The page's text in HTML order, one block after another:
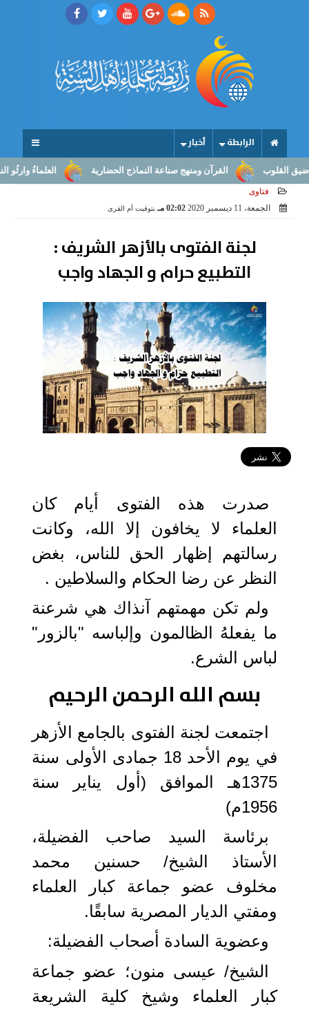
الرابطة أخبار
العلماءُ وارثُو النبوّة: من القرآن ومنهج صناعة النماذج الحضارية
فتاوى
الجمعة، 11 ديسمبر 2020
02:02 مـ بتوقيت أم القرى
لجنة الفتوى بالأزهر الشريف :
التطبيع حرام و الجهاد واجب
صدرت هذه الفتوى أيام كان
العلماء لا يخافون إلا الله، وكانت
رسالتهم إظهار الحق للناس، بغض
النظر عن رضا الحكام والسلاطين .
ولم تكن مهمتهم آنذاك هي شرعنة
ما يفعلهُ الظالمون وإلباسه "بالزور"
لباس الشرع.
بسم الله الرحمن الرحيم
اجتمعت لجنة الفتوى بالجامع الأزهر
في يوم الأحد 18 جمادى الأولى سنة
1375هـ الموافق (أول يناير سنة
1956م)
برئاسة السيد صاحب الفضيلة،
الأستاذ الشيخ/ حسنين محمد
مخلوف عضو جماعة كبار العلماء
ومفتي الديار المصرية سابقًا.
وعضوية السادة أصحاب الفضيلة:
الشيخ/ عيسى منون؛ عضو جماعة
كبار العلماء وشيخ كلية الشريعة